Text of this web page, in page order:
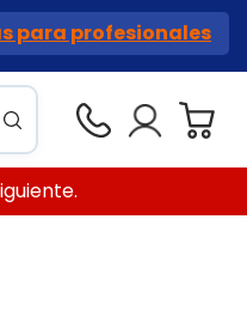
para profesionales